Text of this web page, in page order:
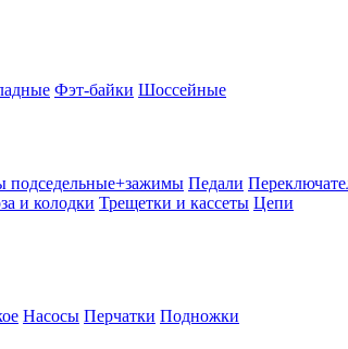
Фэт-байки Шоссейные
подседельные+зажимы Педали
и колодки Трещетки и кассеты Цепи
Насосы Перчатки Подножки